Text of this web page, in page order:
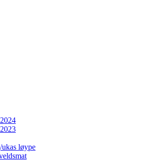
løype